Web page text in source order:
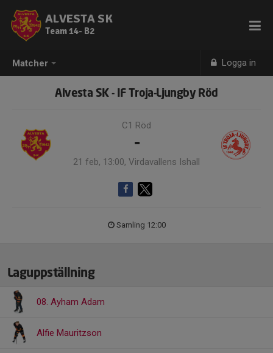
Matcher Logga in
ALVESTA SK
Team 14- B2
Alvesta SK - IF Troja-Ljungby Röd
C1 Röd
-
21 feb, 13:00, Virdavallens Ishall
Samling 12:00
Laguppställning
08. Ayham Adam
Alfie Mauritzson